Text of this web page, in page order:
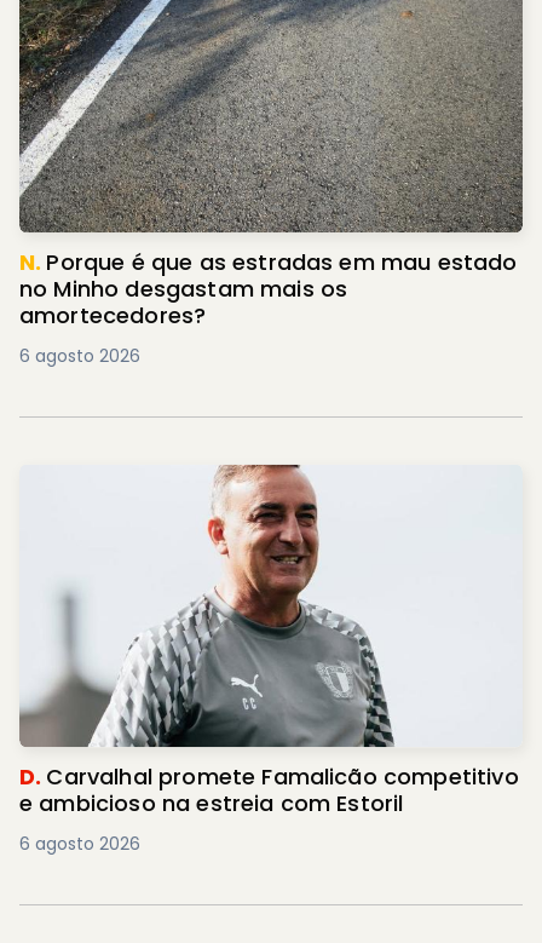
N. Porque é que as estradas em mau estado
no Minho desgastam mais os
amortecedores?
6 agosto 2026
D. Carvalhal promete Famalicão competitivo
e ambicioso na estreia com Estoril
6 agosto 2026